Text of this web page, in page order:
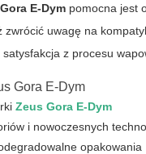
E-Dym pomocna jest
uwagę na
z procesu
Gora E-Dym
Zeus Gora E-Dym
i nowoczesnych
opakowania